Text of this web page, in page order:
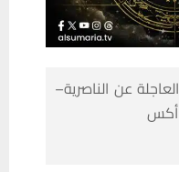
عن الناصرية–
أكس